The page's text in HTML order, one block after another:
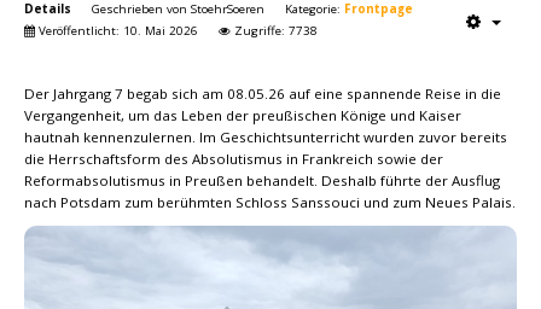
Termine
Mitwirkung
Kontakt
Details Geschrieben von StoehrSoeren Kategorie: Frontpage
Veröffentlicht: 10. Mai 2026
Zugriffe: 7738
Der Jahrgang 7 begab sich am 08.05.26 auf eine spannende Reise in die
Vergangenheit, um das Leben der preußischen Könige und Kaiser
hautnah kennenzulernen. Im Geschichtsunterricht wurden zuvor bereits
die Herrschaftsform des Absolutismus in Frankreich sowie der
Reformabsolutismus in Preußen behandelt. Deshalb führte der Ausflug
nach Potsdam zum berühmten Schloss Sanssouci und zum Neues Palais.